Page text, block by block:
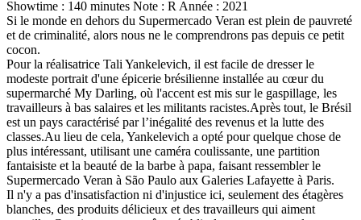
Showtime : 140 minutes Note : R Année : 2021
Si le monde en dehors du Supermercado Veran est plein de pauvreté
et de criminalité, alors nous ne le comprendrons pas depuis ce petit
cocon.
Pour la réalisatrice Tali Yankelevich, il est facile de dresser le
modeste portrait d'une épicerie brésilienne installée au cœur du
supermarché My Darling, où l'accent est mis sur le gaspillage, les
travailleurs à bas salaires et les militants racistes.Après tout, le Brésil
est un pays caractérisé par l’inégalité des revenus et la lutte des
classes.Au lieu de cela, Yankelevich a opté pour quelque chose de
plus intéressant, utilisant une caméra coulissante, une partition
fantaisiste et la beauté de la barbe à papa, faisant ressembler le
Supermercado Veran à São Paulo aux Galeries Lafayette à Paris.
Il n'y a pas d'insatisfaction ni d'injustice ici, seulement des étagères
blanches, des produits délicieux et des travailleurs qui aiment